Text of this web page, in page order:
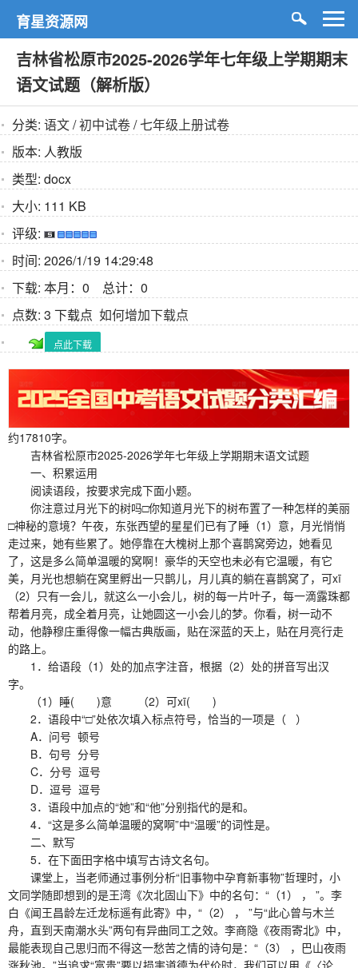
育星资源网
吉林省松原市2025-2026学年七年级上学期期末
语文试题（解析版）
分类: 语文/初中试卷/七年级上册试卷
版本: 人教版
类型: docx
大小: 111 KB
评级:
时间: 2026/1/19 14:29:48
下载: 本月：0 总计：0
点数: 3 下载点 如何增加下载点
点此下载
约17810字。
吉林省松原市2025-2026学年七年级上学期期末语文试题
一、积累运用
阅读语段，按要求完成下面小题。
你注意过月光下的树吗□你知道月光下的树布置了一种怎样的美丽
□神秘的意境？午夜，东张西望的星星们已有了睡（1）意，月光悄悄
走过来，她有些累了。她停靠在大槐树上那个喜鹊窝旁边，她看见
了，这是多么简单温暖的窝啊！豪华的天空也未必有它温暖，有它
美，月光也想躺在窝里孵出一只鹊儿，月儿真的躺在喜鹊窝了，可xī
（2）只有一会儿，就这么一小会儿，树的每一片叶子，每一滴露珠都
帮着月亮，成全着月亮，让她圆这一小会儿的梦。你看，树一动不
动，他静穆庄重得像一幅古典版画，贴在深蓝的天上，贴在月亮行走
的路上。
1．给语段（1）处的加点字注音，根据（2）处的拼音写出汉
字。
（1）睡( )意 （2）可xī( )
2．语段中“□”处依次填入标点符号，恰当的一项是（ ）
A．问号 顿号
B．句号 分号
C．分号 逗号
D．逗号 逗号
3．语段中加点的“她”和“他”分别指代的是和。
4．“这是多么简单温暖的窝啊”中“温暖”的词性是。
二、默写
5．在下面田字格中填写古诗文名句。
课堂上，当老师通过事例分析“旧事物中孕育新事物”哲理时，小
文同学随即想到的是王湾《次北固山下》中的名句：“（1） ， ”。李
白《闻王昌龄左迁龙标遥有此寄》中，“（2） ， ”与“此心曾与木兰
舟，直到天南潮水头”两句有异曲同工之效。李商隐《夜雨寄北》中，
最能表现自己思归而不得这一愁苦之情的诗句是：“（3） ，巴山夜雨
涨秋池。”当追求“富贵”要以损害道德为代价时，我们可以用《〈论